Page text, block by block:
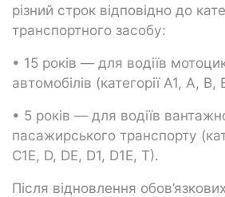
різний строк відповідно до
транспортного засобу:
• 15 років — для водіїв
автомобілів (категорії А1, А, В,
• 5 років — для водіїв
пасажирського транспорту
С1Е, D, DE, D1, D1Е, Т).
Після відновлення